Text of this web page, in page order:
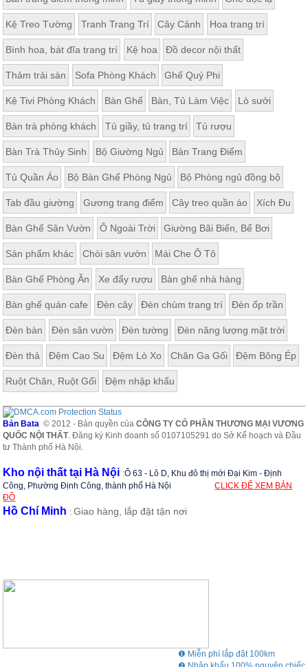
Kệ Treo Tường Tranh Trang Trí Cây Cảnh Hoa trang trí
Bình hoa, bát đĩa trang trí Kệ hoa Đồ decor nội thất
Thảm trải sàn Sofa Phòng Khách Ghế Quý Phi
Kệ Tivi Phòng Khách Bàn Ghế Bàn, Tủ Làm Việc Lò sưởi
Bàn trà phòng khách Tủ giầy, tủ trang trí Tủ rượu
Bàn Trà Thủy Sinh Bộ Giường Ngủ Bàn Trang Điểm
Tủ Quần Áo Bộ Bàn Ghế Phòng Ngủ Bộ Phòng ngủ đồng bộ
Tab đầu giường Gương trang điểm Cây treo quần áo Xích Đu
Bàn Ghế Sân Vườn Ô Ngoài Trời Giường Bãi Biển, Bể Bơi
Sản phẩm khác Chòi sân vườn Mái Che Ô Tô
Bàn Ghế Phòng Ăn Xe đẩy rượu Bàn ghế nhà hàng
Bàn ghế quán cafe Đèn cây Đèn chùm trang trí Đèn ốp trần
Đèn bàn Đèn sân vườn Đèn tường Đèn năng lượng mặt trời
Đèn thả Đệm Cao Su Đệm Lò Xo Chăn Ga Gối Đệm Bông Ép
Ruột Chăn, Ruột Gối Đệm nhập khẩu
Bản Bata © 2012 - Bản quyền củaCÔNG TY CỔ PHẦN THƯƠNG MẠI VƯƠNG
QUỐC NỘI THẤT. Đăng ký Kinh doanh số 0107105291 do Sở Kế hoạch và Đầu
tư Thành phố Hà Nội.
Kho nội thất tại Hà Nội :Ô 63 - Lô D, Khu đô thị mới Đại Kim - Định
Công, Phường Định Công, thành phố Hà Nội
CLICK ĐỂ XEM BẢN
ĐỒ
Hồ Chí Minh :Giao hàng, lắp đặt tận nơi
❶ Miễn phí lắp đặt 100km